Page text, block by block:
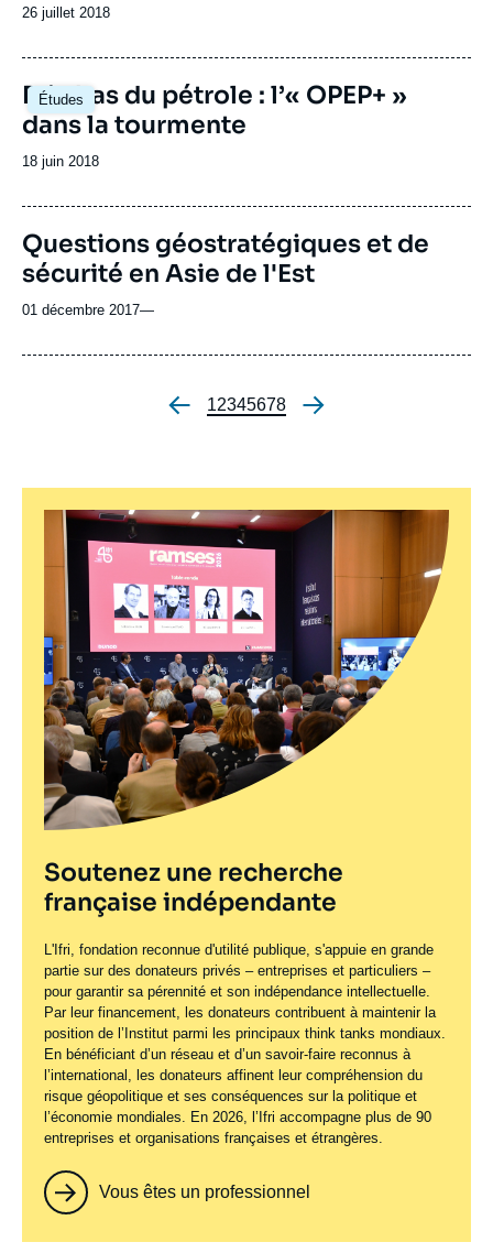
la
Date
publication
26 juillet 2018
Études
Image
principale
Prix bas du pétrole : l’« OPEP+ »
dans la tourmente
Date
publication
18 juin 2018
Questions géostratégiques et de
sécurité en Asie de l'Est
01 décembre 2017—
Pagination
Page
1Page
2Page
3Page
4Page
5Page
6Page
7Page
8
Soutenez une recherche
française indépendante
L'Ifri, fondation reconnue d'utilité publique, s'appuie en grande
partie sur des donateurs privés – entreprises et particuliers –
pour garantir sa pérennité et son indépendance intellectuelle.
Par leur financement, les donateurs contribuent à maintenir la
position de l’Institut parmi les principaux think tanks mondiaux.
En bénéficiant d’un réseau et d’un savoir-faire reconnus à
l’international, les donateurs affinent leur compréhension du
risque géopolitique et ses conséquences sur la politique et
l’économie mondiales. En 2026, l’Ifri accompagne plus de 90
entreprises et organisations françaises et étrangères.
Vous êtes un professionnel